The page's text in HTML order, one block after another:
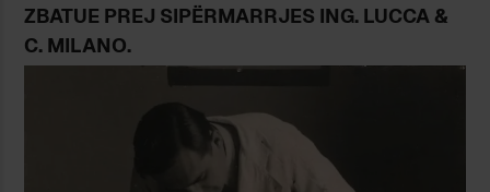
ZBATUE PREJ SIPËRMARRJES ING. LUCCA &
C. MILANO.